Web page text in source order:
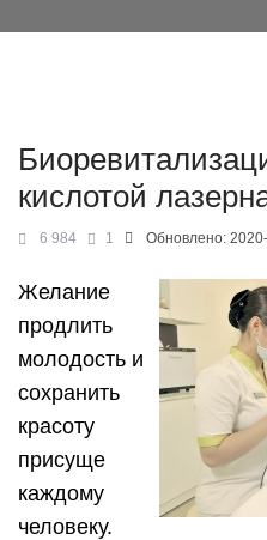
кислотой
6 984 1 Обновлено:
Желание
продлить
молодость и
сохранить
красоту
присуще
каждому
человеку.